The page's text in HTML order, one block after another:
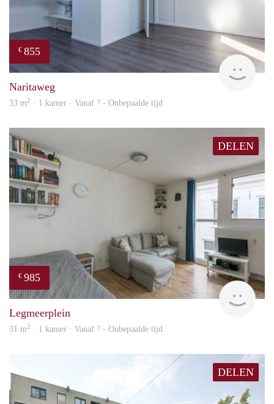
€ 855
Naritaweg
33 m2 · 1 kamer · Vanaf ? - Onbepaalde tijd
DELEN
€ 985
Legmeerplein
31 m2 · 1 kamer · Vanaf ? - Onbepaalde tijd
DELEN